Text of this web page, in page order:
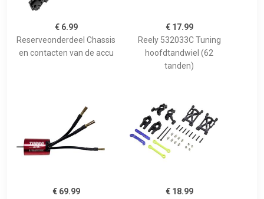
€ 6.99
Reserveonderdeel Chassis
en contacten van de accu
€ 17.99
Reely 532033C Tuning
hoofdtandwiel (62
tanden)
€ 69.99
€ 18.99